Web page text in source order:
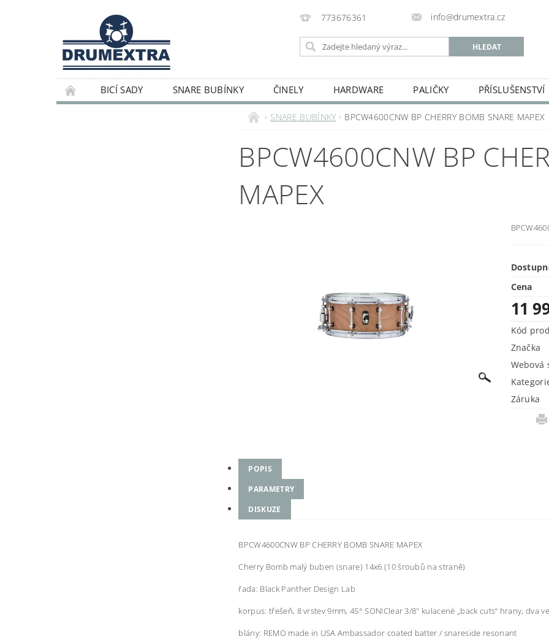
773676361 info@drumextra.cz
BICÍ SADY SNARE BUBÍNKY ČINELY HARDWARE PALIČKY PŘÍSLUŠENSTVÍ
SNARE BUBÍNKY BPCW4600CNW BP CHERRY BOMB SNARE MAPEX
BPCW4600CNW BP
MAPEX
Cena
11
Kód
Značka
Webová
Záruka
POPIS
PARAMETRY
DISKUZE
BPCW4600CNW BP CHERRY BOMB SNARE MAPEX
Cherry Bomb malý buben (snare) 14x6 (10 šroubů na straně)
řada: Black Panther Design Lab
korpus: třešeň, 8 vrstev 9mm, 45° SONIClear 3/8" kulacené „back cuts“ hrany, dva
blány: REMO made in USA Ambassador coated batter / snareside resonant